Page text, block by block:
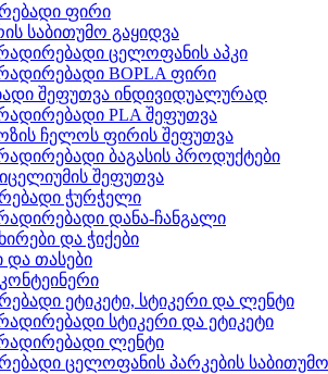
ფირი
საბითუმო გაყიდვა
ცელოფანის აპკი
BOPLA ფირი
შეფუთვა ინდივიდუალურად
PLA შეფუთვა
ჩელოს ფირის შეფუთვა
ბაგასის პროდუქტები
შეფუთვა
ჭურჭელი
დანა-ჩანგალი
და ჭიქები
და თასები
ეტიკეტი, სტიკერი და ლენტი
სტიკერი და ეტიკეტი
ლენტი
ცელოფანის პარკების